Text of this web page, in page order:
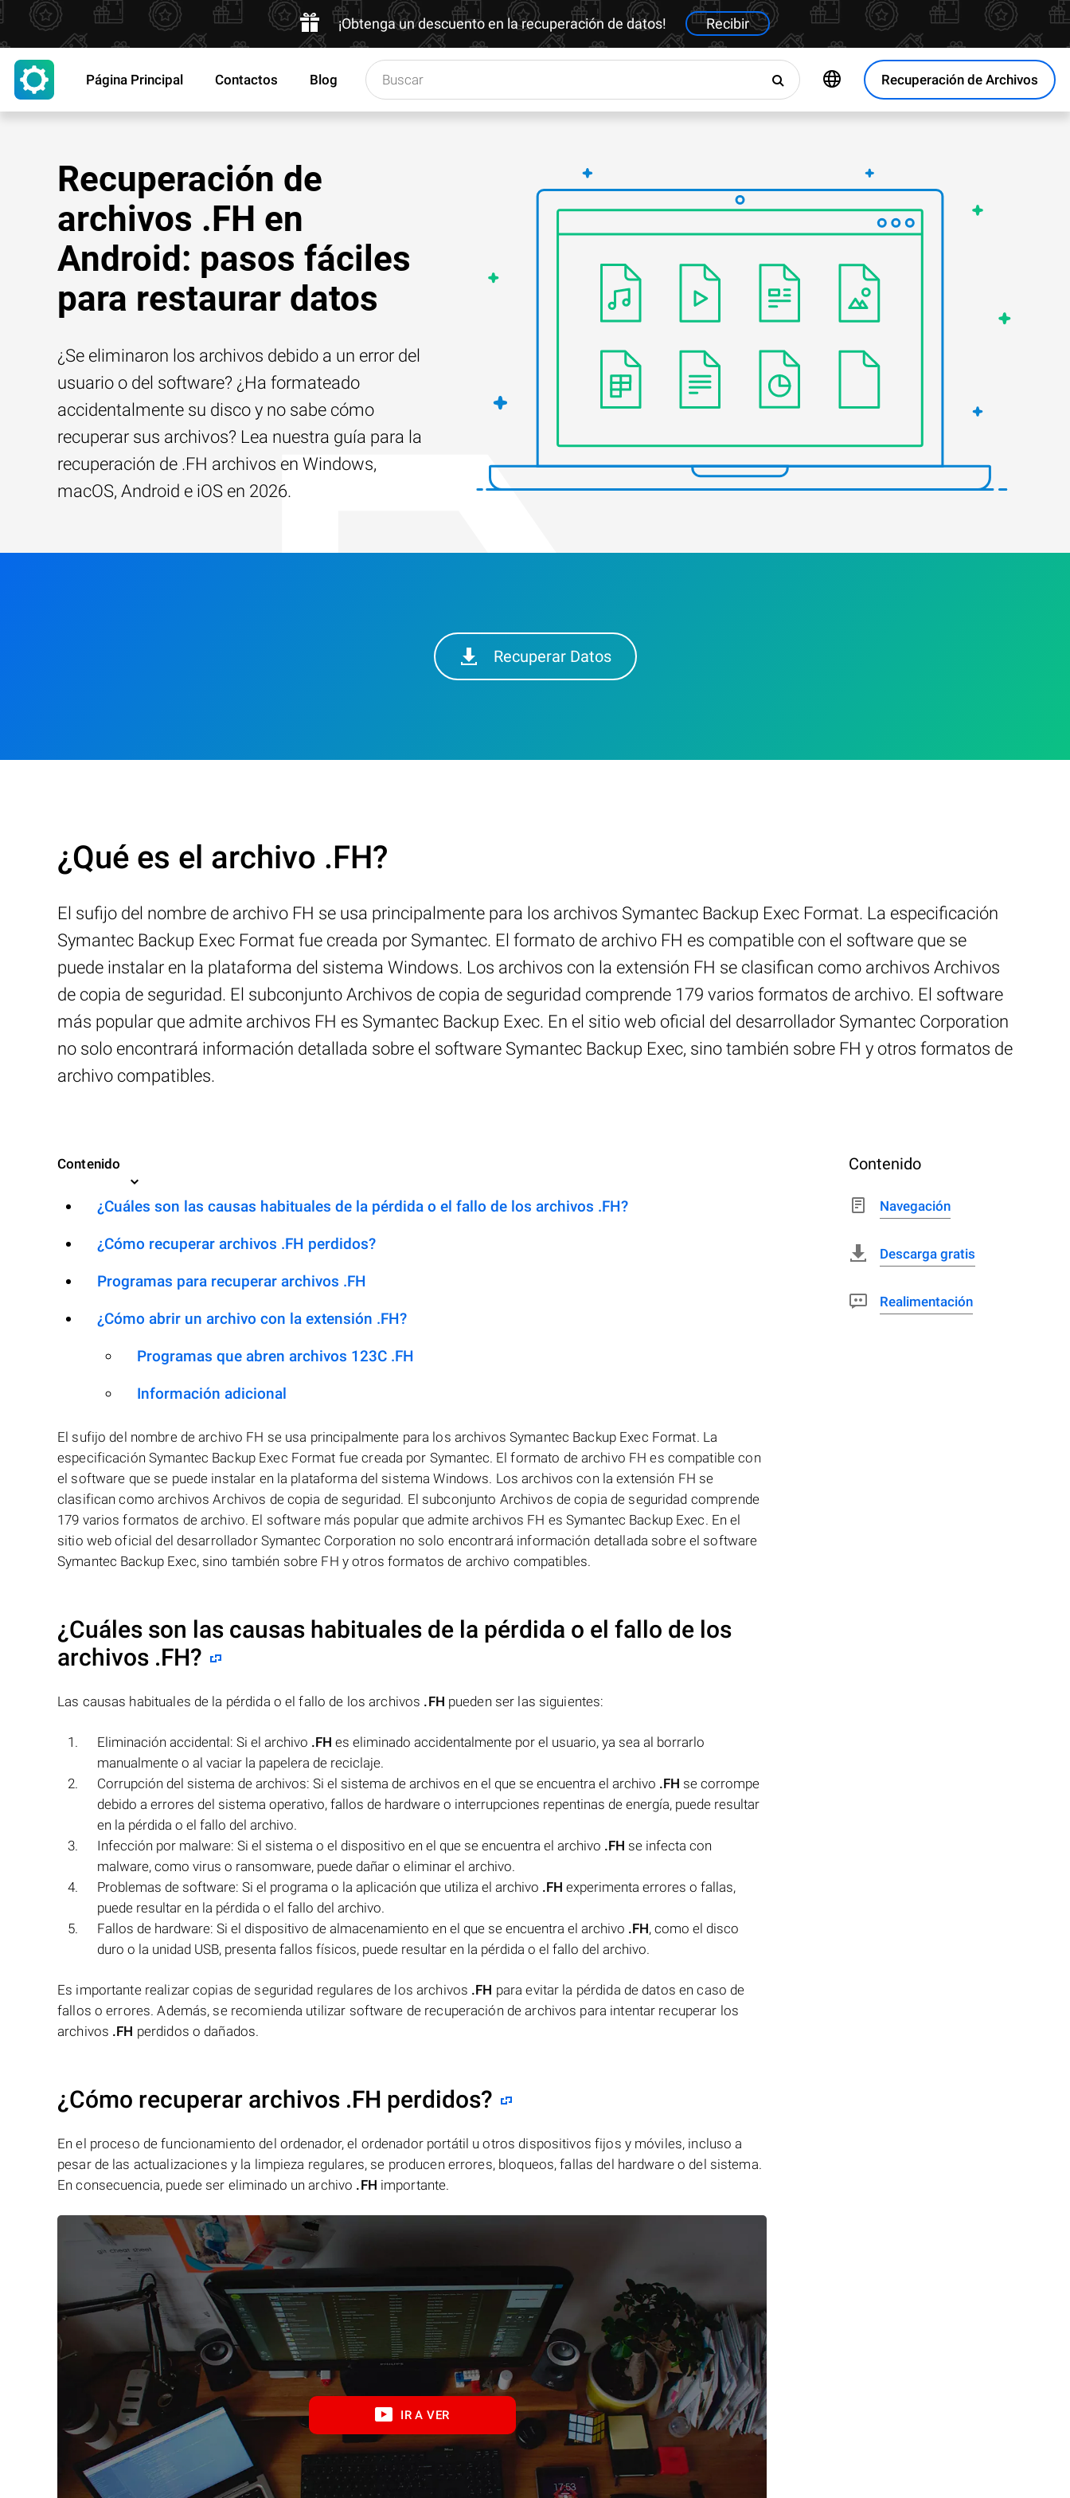
¡Obtenga un descuento en la recuperación de datos! Recibir
Recuperación de Archivos
Página Principal Contactos Blog
Recuperación de
archivos .FH en
Android: pasos fáciles
para restaurar datos
¿Se eliminaron los archivos debido a un error del
usuario o del software? ¿Ha formateado
accidentalmente su disco y no sabe cómo
recuperar sus archivos? Lea nuestra guía para la
recuperación de .FH archivos en Windows,
macOS, Android e iOS en 2026.
Recuperar Datos
¿Qué es el archivo .FH?
El sufijo del nombre de archivo FH se usa principalmente para los archivos Symantec Backup Exec Format. La especificación
Symantec Backup Exec Format fue creada por Symantec. El formato de archivo FH es compatible con el software que se
puede instalar en la plataforma del sistema Windows. Los archivos con la extensión FH se clasifican como archivos Archivos
de copia de seguridad. El subconjunto Archivos de copia de seguridad comprende 179 varios formatos de archivo. El software
más popular que admite archivos FH es Symantec Backup Exec. En el sitio web oficial del desarrollador Symantec Corporation
no solo encontrará información detallada sobre el software Symantec Backup Exec, sino también sobre FH y otros formatos de
archivo compatibles.
Contenido
¿Cuáles son las causas habituales de la pérdida o el fallo de los archivos .FH?
¿Cómo recuperar archivos .FH perdidos?
Programas para recuperar archivos .FH
¿Cómo abrir un archivo con la extensión .FH?
Programas que abren archivos 123C .FH
Información adicional
El sufijo del nombre de archivo FH se usa principalmente para los archivos Symantec Backup Exec Format. La
especificación Symantec Backup Exec Format fue creada por Symantec. El formato de archivo FH es compatible con
el software que se puede instalar en la plataforma del sistema Windows. Los archivos con la extensión FH se
clasifican como archivos Archivos de copia de seguridad. El subconjunto Archivos de copia de seguridad comprende
179 varios formatos de archivo. El software más popular que admite archivos FH es Symantec Backup Exec. En el
sitio web oficial del desarrollador Symantec Corporation no solo encontrará información detallada sobre el software
Symantec Backup Exec, sino también sobre FH y otros formatos de archivo compatibles.
¿Cuáles son las causas habituales de la pérdida o el fallo de los
archivos .FH?
Las causas habituales de la pérdida o el fallo de los archivos .FH pueden ser las siguientes:
Eliminación accidental: Si el archivo .FH es eliminado accidentalmente por el usuario, ya sea al borrarlo
manualmente o al vaciar la papelera de reciclaje.
Corrupción del sistema de archivos: Si el sistema de archivos en el que se encuentra el archivo .FH se corrompe
debido a errores del sistema operativo, fallos de hardware o interrupciones repentinas de energía, puede resultar
en la pérdida o el fallo del archivo.
Infección por malware: Si el sistema o el dispositivo en el que se encuentra el archivo .FH se infecta con
malware, como virus o ransomware, puede dañar o eliminar el archivo.
Problemas de software: Si el programa o la aplicación que utiliza el archivo .FH experimenta errores o fallas,
puede resultar en la pérdida o el fallo del archivo.
Fallos de hardware: Si el dispositivo de almacenamiento en el que se encuentra el archivo .FH, como el disco
duro o la unidad USB, presenta fallos físicos, puede resultar en la pérdida o el fallo del archivo.
Es importante realizar copias de seguridad regulares de los archivos .FH para evitar la pérdida de datos en caso de
fallos o errores. Además, se recomienda utilizar software de recuperación de archivos para intentar recuperar los
archivos .FH perdidos o dañados.
¿Cómo recuperar archivos .FH perdidos?
En el proceso de funcionamiento del ordenador, el ordenador portátil u otros dispositivos fijos y móviles, incluso a
pesar de las actualizaciones y la limpieza regulares, se producen errores, bloqueos, fallas del hardware o del sistema.
En consecuencia, puede ser eliminado un archivo .FH importante.
IR A VER
Contenido
Navegación
Descarga gratis
Realimentación